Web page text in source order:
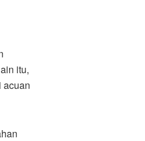
itu,
acuan